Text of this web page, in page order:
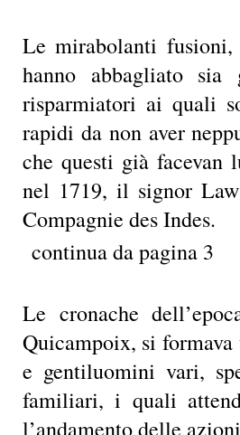
Le mirabolanti fusioni,
hanno abbagliato
risparmiatori ai quali
rapidi da non aver
che questi già facevan
nel 1719, il signor
Compagnie des Indes.
continua da pagina 3
Le cronache
Quicampoix, si
e gentiluomini vari,
familiari, i quali
l’andamento delle